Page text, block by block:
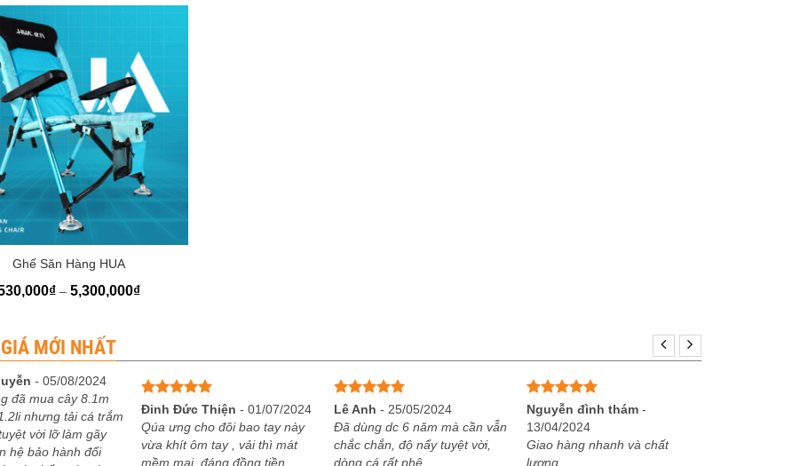
Ghế Săn Hàng HUA
₫ – 5,300,000₫Khoảng
giá:
MỚI NHẤT
-05/08/2024
đã mua cây 8.1m
nhưng tải cá trắm
vời lỡ làm gãy
hệ bảo hành đổi
Được xếp
hạng
sao
Đinh Đức Thiện -01/07/2024
Qúa ưng cho đôi bao tay này
vừa khít ôm tay , vải thì mát
mềm mại, đáng đồng tiền
Được xếp
hạng
sao
Lê Anh - 25/05/2024
Đã dùng dc 6 năm mà cần vẫn
chắc chắn, độ nẩy tuyệt vời,
dòng cá rất phê
Được xếp
hạng55
sao
Nguyễn đình thám-
13/04/2024
Giao hàng nhanh và chất
lượng